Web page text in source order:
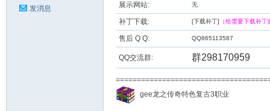
发消息 展示网站: 无
补丁下载: [下载补丁] （给需要下载补
售后 Q Q: QQ865113587
QQ交流群: 群298170959
gee龙之传奇特色复古3职业